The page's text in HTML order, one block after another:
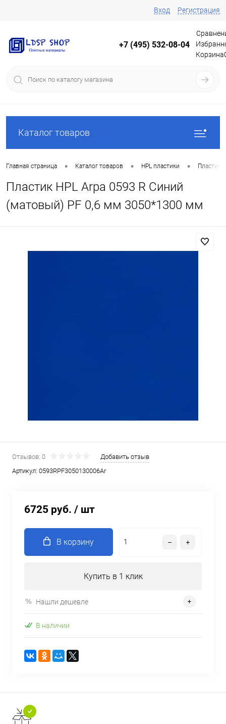
Вход Регистрация
+7 (495) 532-08-04
Корзина
Каталог товаров
Главная страница • Каталог товаров • HPL пластики • Пластики
Пластик HPL Arpa 0593 R Синий
(матовый) PF 0,6 мм 3050*1300 мм
Отзывов: 0
Добавить отзыв
Артикул: 0593RPF3050130006Ar
6725 руб. / шт
В корзину
Купить в 1 клик
Нашли дешевле
В наличии